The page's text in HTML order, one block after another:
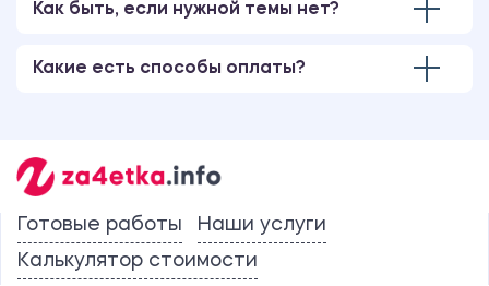
Как быть, если нужной темы нет?
Какие есть способы оплаты?
Готовые работы
Наши услуги
Калькулятор стоимости